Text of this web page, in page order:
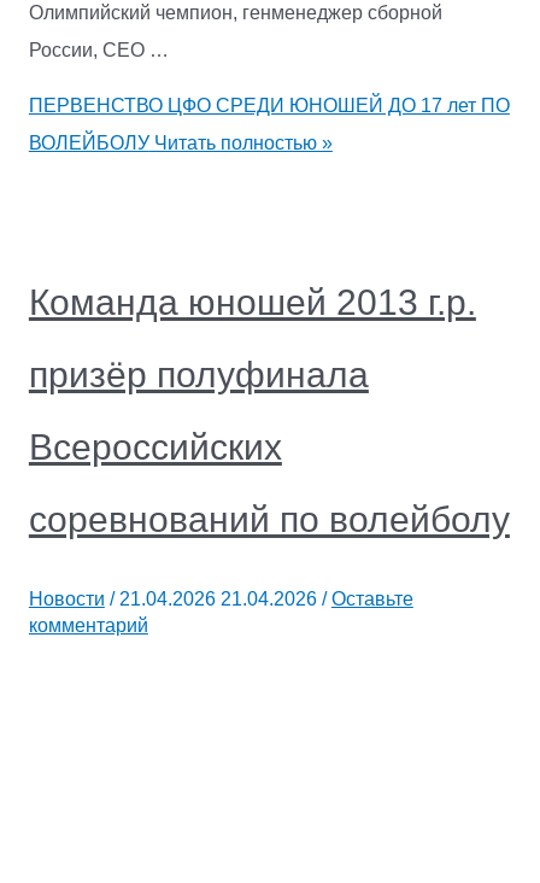
Олимпийский чемпион, генменеджер сборной
России, CEO …
ПЕРВЕНСТВО ЦФО СРЕДИ ЮНОШЕЙ ДО 17 лет ПО
ВОЛЕЙБОЛУЧитать полностью »
Команда юношей 2013 г.р.
призёр полуфинала
Всероссийских
соревнований по волейболу
Новости / 21.04.202621.04.2026/Оставьте
комментарий